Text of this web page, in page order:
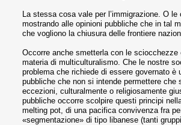
La stessa cosa vale per l’immigrazione. O
mostrando alle opinioni pubbliche che in tal
che vogliono la chiusura delle frontiere
Occorre anche smetterla con le
materia di multiculturalismo. Che le nostre
problema che richiede di essere governato
pubbliche che non si intende permettere
eccezioni, culturalmente o religiosamente
pubbliche occorre scolpire questi principi
melting pot, di una pacifica convivenza fra
«segmentazione» di tipo libanese (tanti